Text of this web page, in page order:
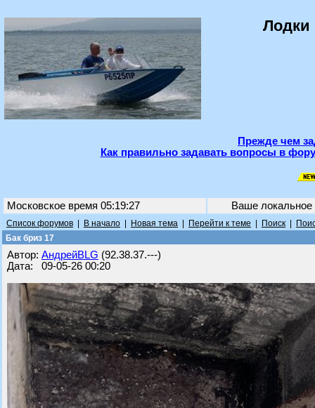
Лодки
Прежде чем
Как правильно задавать вопросы в
Московское время 05:19:27 Ваше
Список форумов В начало Новая тема Перейти к теме Поиск
Бак бриз 17
Автор: АндрейBLG (92.38.37.---)
Дата: 09-05-26 00:20